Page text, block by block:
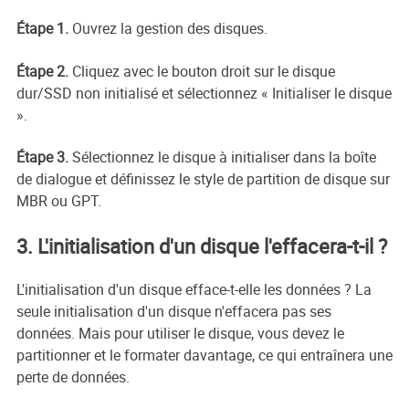
Étape 1.Ouvrez la gestion des disques.
Étape 2.Cliquez avec le bouton droit sur le disque
dur/SSD non initialisé et sélectionnez « Initialiser le disque
».
Étape 3.Sélectionnez le disque à initialiser dans la boîte
de dialogue et définissez le style de partition de disque sur
MBR ou GPT.
3. L'initialisation d'un disque l'effacera-t-il ?
L'initialisation d'un disque efface-t-elle les données ? La
seule initialisation d'un disque n'effacera pas ses
données. Mais pour utiliser le disque, vous devez le
partitionner et le formater davantage, ce qui entraînera une
perte de données.